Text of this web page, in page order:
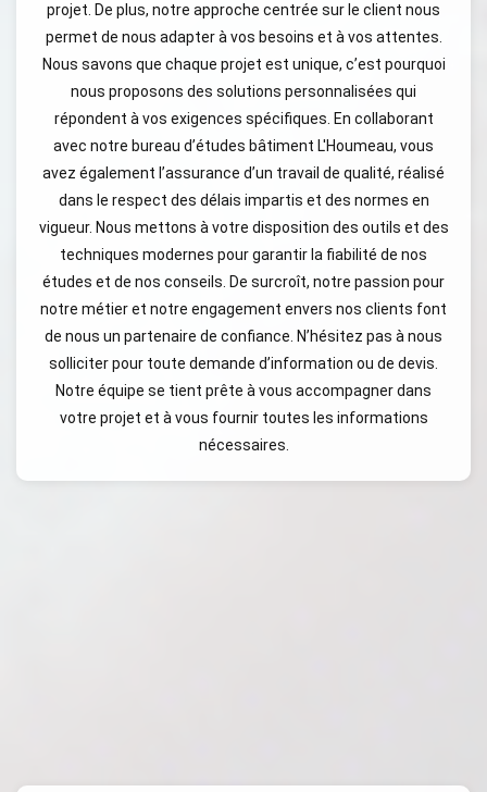
projet. De plus, notre approche centrée sur le client nous
permet de nous adapter à vos besoins et à vos attentes.
Nous savons que chaque projet est unique, c’est pourquoi
nous proposons des solutions personnalisées qui
répondent à vos exigences spécifiques. En collaborant
avec notre bureau d’études bâtiment L'Houmeau, vous
avez également l’assurance d’un travail de qualité, réalisé
dans le respect des délais impartis et des normes en
vigueur. Nous mettons à votre disposition des outils et des
techniques modernes pour garantir la fiabilité de nos
études et de nos conseils. De surcroît, notre passion pour
notre métier et notre engagement envers nos clients font
de nous un partenaire de confiance. N’hésitez pas à nous
solliciter pour toute demande d’information ou de devis.
Notre équipe se tient prête à vous accompagner dans
votre projet et à vous fournir toutes les informations
nécessaires.